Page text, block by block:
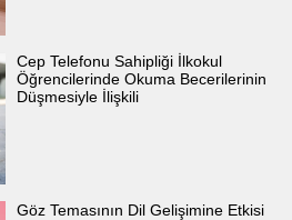
Cep Telefonu Sahipliği İlkokul
Öğrencilerinde Okuma Becerilerinin
Düşmesiyle İlişkili
Göz Temasının Dil Gelişimine Etkisi